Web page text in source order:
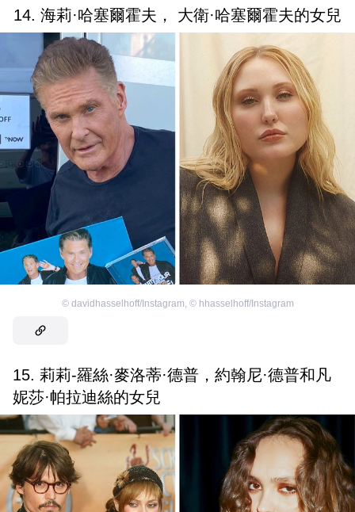
14. 海莉·哈塞爾霍夫， 大衛·哈塞爾霍夫的女兒
© davidhasselhoff/Instagram, © hhasselhoff/Instagram
15. 莉莉-羅絲·麥洛蒂·德普，約翰尼·德普和凡
妮莎·帕拉迪絲的女兒